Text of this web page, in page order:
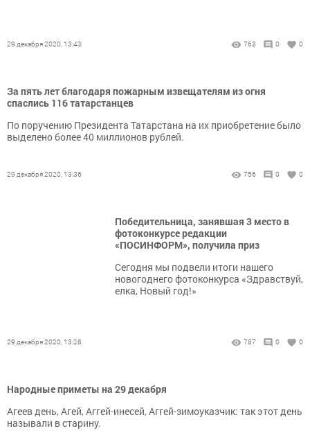
29 декабря 2020, 13:43 763 0 0
За пять лет благодаря пожарным извещателям из огня
спаслись 116 татарстанцев
По поручению Президента Татарстана на их приобретение было
выделено более 40 миллионов рублей.
29 декабря 2020, 13:36 756 0 0
Победительница, занявшая 3 место в
фотоконкурсе редакции
«ПОСИНФОРМ», получила приз
Сегодня мы подвели итоги нашего
новогоднего фотоконкурса «Здравствуй,
елка, Новый год!»
29 декабря 2020, 13:28 787 0 0
Народные приметы на 29 декабря
Агеев день, Агей, Аггей-инесей, Аггей-зимоуказчик: так этот день
называли в старину.